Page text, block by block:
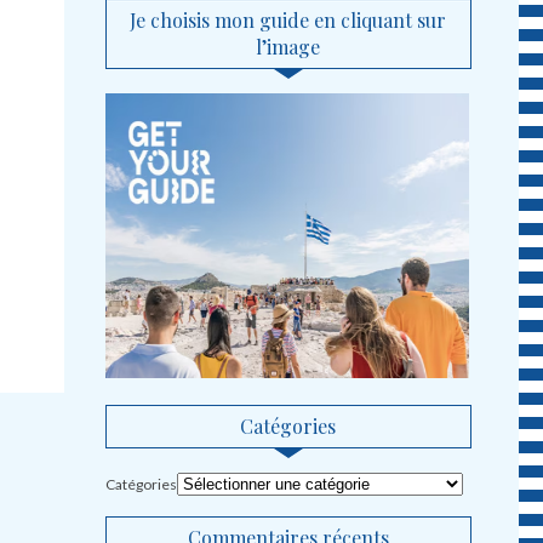
Je choisis mon guide en cliquant sur
l’image
Catégories
Catégories
Commentaires récents